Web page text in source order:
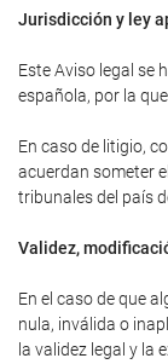
Jurisdicción y ley
Este Aviso legal se
española, por la que
En caso de litigio,
acuerdan someter
tribunales del país
Validez,
En el caso de que
nula, inválida o
la validez legal y la